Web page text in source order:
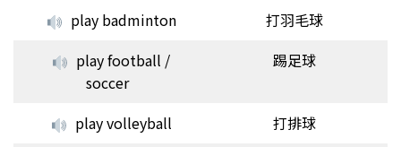
play badminton
打羽毛球
play football /
soccer
踢足球
play volleyball
打排球